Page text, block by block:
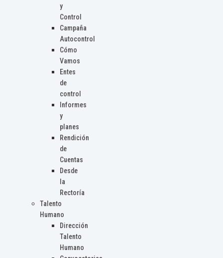
y
Control
Campaña
Autocontrol
Cómo
Vamos
Entes
de
control
Informes
y
planes
Rendición
de
Cuentas
Desde
la
Rectoría
Talento
Humano
Dirección
Talento
Humano